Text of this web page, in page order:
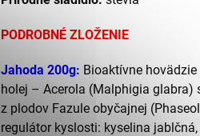
PODROBNÉ ZLOŽENIE
Jahoda 200g: Bioaktívne
holej – Acerola (Malphigia glabra)
z plodov Fazule obyčajnej
regulátor kyslosti: kyselina